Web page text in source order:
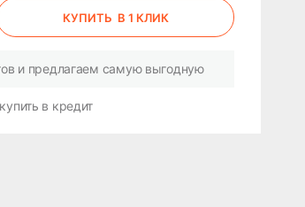
КУПИТЬ В 1 КЛИК
и предлагаем самую выгодную
в кредит